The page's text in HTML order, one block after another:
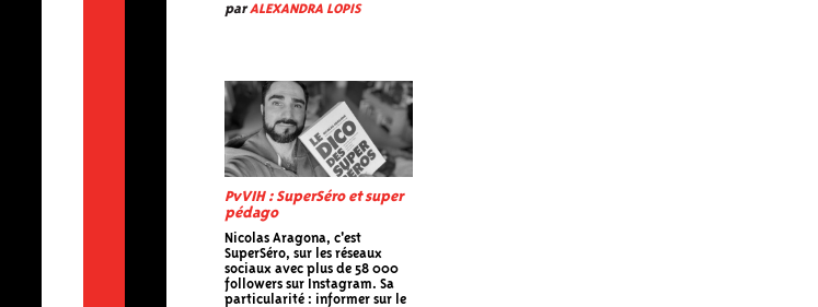
parALEXANDRA LOPIS
PvVIH : SuperSéro et super
pédago
Nicolas Aragona, c'est
SuperSéro, sur les réseaux
sociaux avec plus de 58 000
followers sur Instagram. Sa
particularité : informer sur le